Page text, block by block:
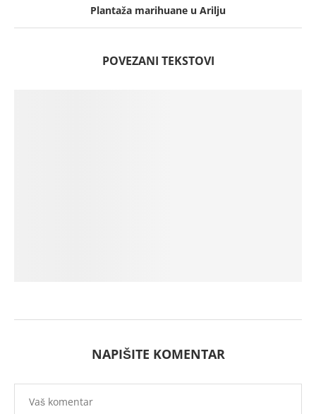
Plantaža marihuane u Arilju
POVEZANI TEKSTOVI
NAPIŠITE KOMENTAR